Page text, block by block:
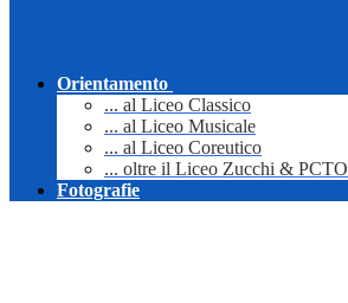
Orientamento
... al Liceo Classico
... al Liceo Musicale
... al Liceo Coreutico
... oltre il Liceo Zucchi & PCTO
Fotografie